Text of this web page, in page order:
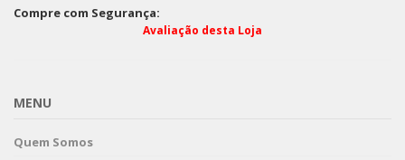
Compre com Segurança:
Avaliação desta Loja
MENU
Quem Somos